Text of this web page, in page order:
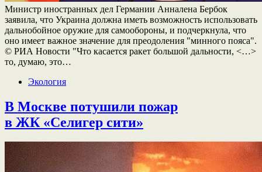
Министр иностранных дел Германии Анналена Бербок
заявила, что Украина должна иметь возможность использовать
дальнобойное оружие для самообороны, и подчеркнула, что
оно имеет важное значение для преодоления "минного пояса".
© РИА Новости "Что касается ракет большой дальности, <…>
то, думаю, это…
Экология
В Москве потушили пожар
в ЖК «Селигер сити»